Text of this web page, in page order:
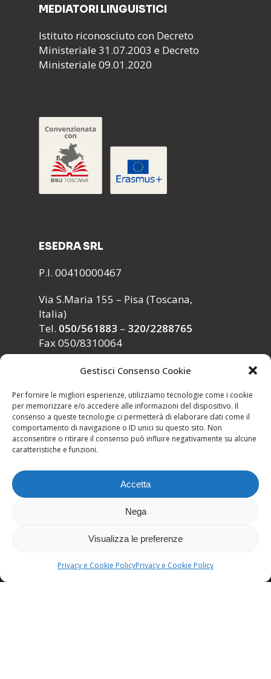
Gestisci Consenso Cookie
Per fornire le migliori esperienze, utilizziamo tecnologie come i cookie
per memorizzare e/o accedere alle informazioni del dispositivo. Il
consenso a queste tecnologie ci permetterà di elaborare dati come il
comportamento di navigazione o ID unici su questo sito. Non
acconsentire o ritirare il consenso può influire negativamente su alcune
caratteristiche e funzioni.
Accetta
Nega
Visualizza le preferenze
Privacy e Cookie PolicyPrivacy e Cookie Policy
MEDIATORI LINGUISTICI
Istituto riconosciuto con Decreto
Ministeriale 31.07.2003 e Decreto
Ministeriale 09.01.2020
ESEDRA SRL
P.I. 00410000467
Via S.Maria 155 – Pisa (Toscana,
Italia)
Tel. 050/561883 – 320/2288765
Fax 050/8310064
INFO
Segreteria ›
Modulistica ›
Lavora con noi ›
Contatti ›
Policy